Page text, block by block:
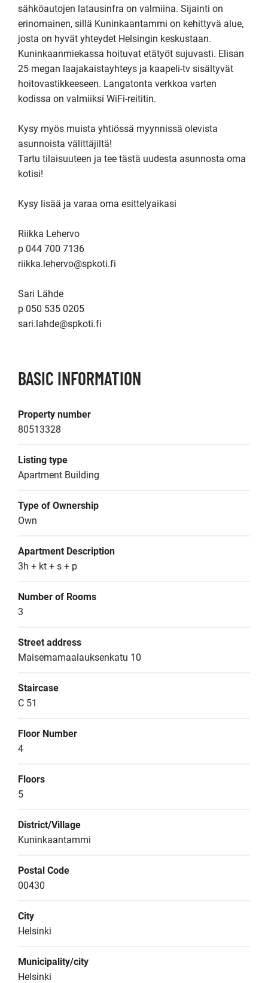
sähköautojen latausinfra on valmiina. Sijainti on
erinomainen, sillä Kuninkaantammi on kehittyvä alue,
josta on hyvät yhteydet Helsingin keskustaan.
Kuninkaanmiekassa hoituvat etätyöt sujuvasti. Elisan
25 megan laajakaistayhteys ja kaapeli-tv sisältyvät
hoitovastikkeeseen. Langatonta verkkoa varten
kodissa on valmiiksi WiFi-reititin.
Kysy myös muista yhtiössä myynnissä olevista
asunnoista välittäjiltä!
Tartu tilaisuuteen ja tee tästä uudesta asunnosta oma
kotisi!
Kysy lisää ja varaa oma esittelyaikasi
Riikka Lehervo
p 044 700 7136
riikka.lehervo@spkoti.fi
Sari Lähde
p 050 535 0205
sari.lahde@spkoti.fi
BASIC INFORMATION
Property number
80513328
Listing type
Apartment Building
Type of Ownership
Own
Apartment Description
3h + kt + s + p
Number of Rooms
3
Street address
Maisemamaalauksenkatu 10
Staircase
C 51
Floor Number
4
Floors
5
District/Village
Kuninkaantammi
Postal Code
00430
City
Helsinki
Municipality/city
Helsinki